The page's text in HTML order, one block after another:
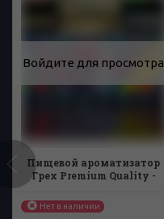
Войдите для просмотра
Пищевой ароматизатор
Грех Premium Quality -
Арбуз Жвачка Мята 13мл
Нет в наличии